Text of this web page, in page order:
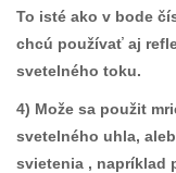
To isté ako v bode
chcú používať aj
svetelného toku.
4) Može sa použit
svetelného uhla,
svietenia , napríklad